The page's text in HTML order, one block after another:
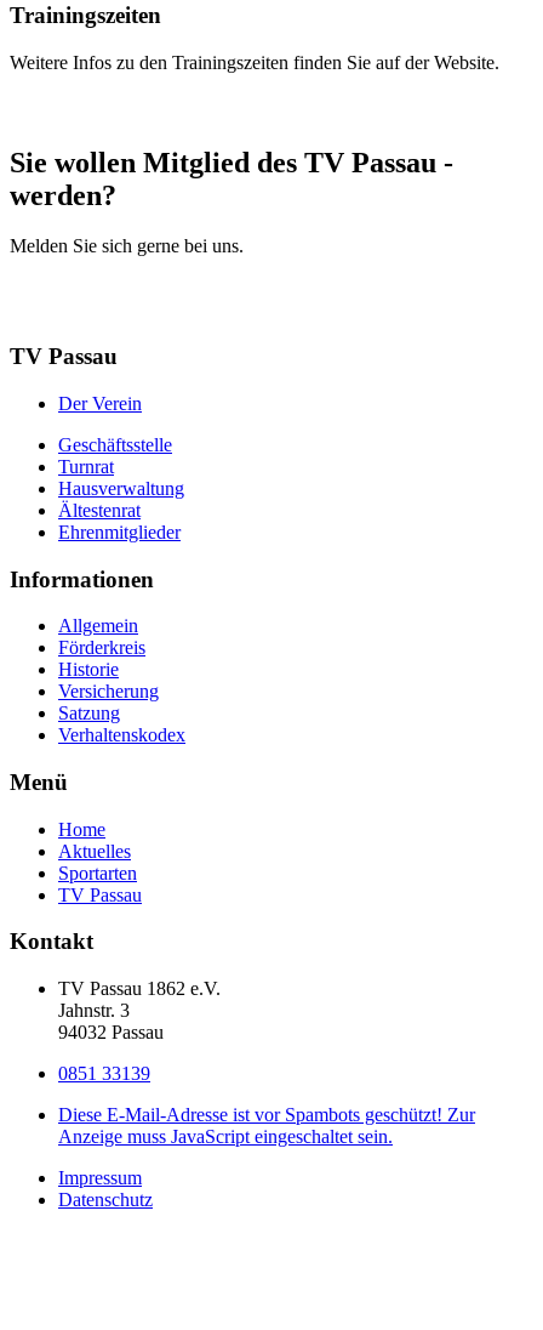
Trainingszeiten
Weitere Infos zu den Trainingszeiten finden Sie auf der Website.
Sie wollen Mitglied des TV Passau ­
werden?
Melden Sie sich gerne bei uns.
TV Passau
Der Verein
Geschäftsstelle
Turnrat
Hausverwaltung
Ältestenrat
Ehrenmitglieder
Informationen
Allgemein
Förderkreis
Historie
Versicherung
Satzung
Verhaltenskodex
Menü
Home
Aktuelles
Sportarten
TV Passau
Kontakt
TV Passau 1862 e.V.
Jahnstr. 3
94032 Passau
0851 33139
Diese E-Mail-Adresse ist vor Spambots geschützt! Zur
Anzeige muss JavaScript eingeschaltet sein.
Impressum
Datenschutz